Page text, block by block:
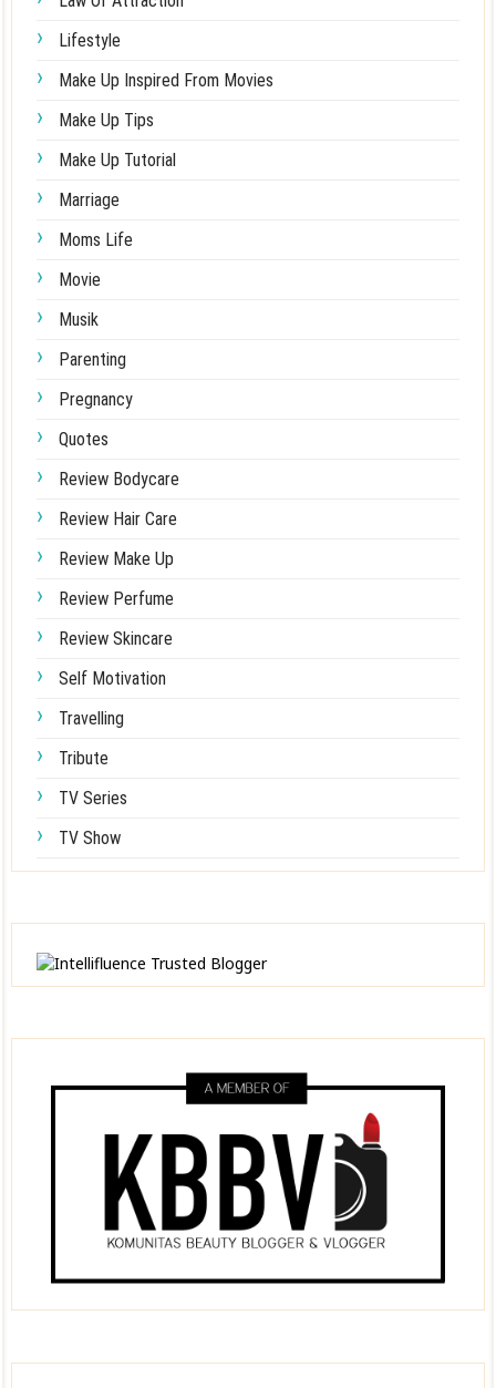
Lifestyle
Make Up Inspired From Movies
Make Up Tips
Make Up Tutorial
Marriage
Moms Life
Movie
Musik
Parenting
Pregnancy
Quotes
Review Bodycare
Review Hair Care
Review Make Up
Review Perfume
Review Skincare
Self Motivation
Travelling
Tribute
TV Series
TV Show